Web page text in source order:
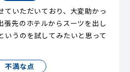
ていただいており、大変助かっ
張先のホテルからスーツを出し
いうのを試してみたいと思って
不満な点